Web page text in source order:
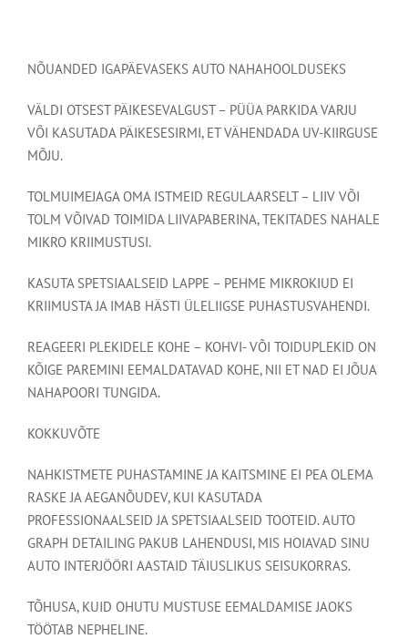
NÕUANDED IGAPÄEVASEKS AUTO NAHAHOOLDUSEKS
VÄLDI OTSEST PÄIKESEVALGUST – PÜÜA PARKIDA VARJU
VÕI KASUTADA PÄIKESESIRMI, ET VÄHENDADA UV-KIIRGUSE
MÕJU.
TOLMUIMEJAGA OMA ISTMEID REGULAARSELT – LIIV VÕI
TOLM VÕIVAD TOIMIDA LIIVAPABERINA, TEKITADES NAHALE
MIKRO KRIIMUSTUSI.
KASUTA SPETSIAALSEID LAPPE – PEHME MIKROKIUD EI
KRIIMUSTA JA IMAB HÄSTI ÜLELIIGSE PUHASTUSVAHENDI.
REAGEERI PLEKIDELE KOHE – KOHVI- VÕI TOIDUPLEKID ON
KÕIGE PAREMINI EEMALDATAVAD KOHE, NII ET NAD EI JÕUA
NAHAPOORI TUNGIDA.
KOKKUVÕTE
NAHKISTMETE PUHASTAMINE JA KAITSMINE EI PEA OLEMA
RASKE JA AEGANÕUDEV, KUI KASUTADA
PROFESSIONAALSEID JA SPETSIAALSEID TOOTEID. AUTO
GRAPH DETAILING PAKUB LAHENDUSI, MIS HOIAVAD SINU
AUTO INTERJÖÖRI AASTAID TÄIUSLIKUS SEISUKORRAS.
TÕHUSA, KUID OHUTU MUSTUSE EEMALDAMISE JAOKS
TÖÖTAB NEPHELINE.